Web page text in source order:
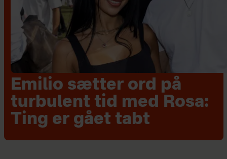
Emilio sætter ord på
turbulent tid med Rosa:
Ting er gået tabt